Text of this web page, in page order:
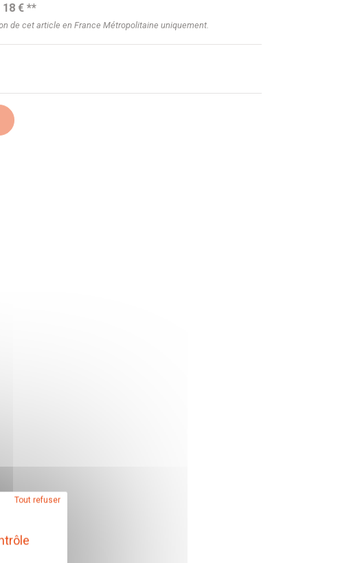
€ **
de cet article en France Métropolitaine uniquement.
Tout refuser